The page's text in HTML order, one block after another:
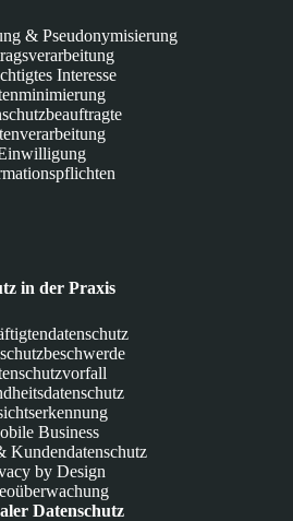
& Pseudonymisierung
Interesse
in der Praxis
Business
Kundendatenschutz
by Design
Datenschutz